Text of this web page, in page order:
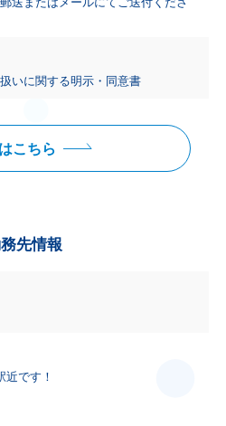
いに関する明示・同意書
こちら
先情報
です！